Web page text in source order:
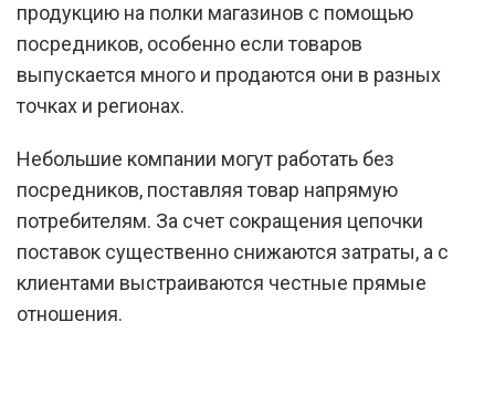
продукцию на полки магазинов с помощью
посредников, особенно если товаров
выпускается много и продаются они в разных
точках и регионах.
Небольшие компании могут работать без
посредников, поставляя товар напрямую
потребителям. За счет сокращения цепочки
поставок существенно снижаются затраты, а с
клиентами выстраиваются честные прямые
отношения.